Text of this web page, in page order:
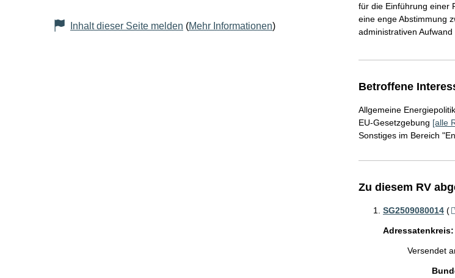
Inhalt dieser Seite melden (Mehr Informationen)
für die Einführung einer
eine enge Abstimmung
administrativen
Betroffene
Allgemeine Energiepolitik
EU-Gesetzgebung [alle
Sonstiges im Bereich
Zu diesem RV
SG2509080014 (
Adressatenkreis:
Versendet